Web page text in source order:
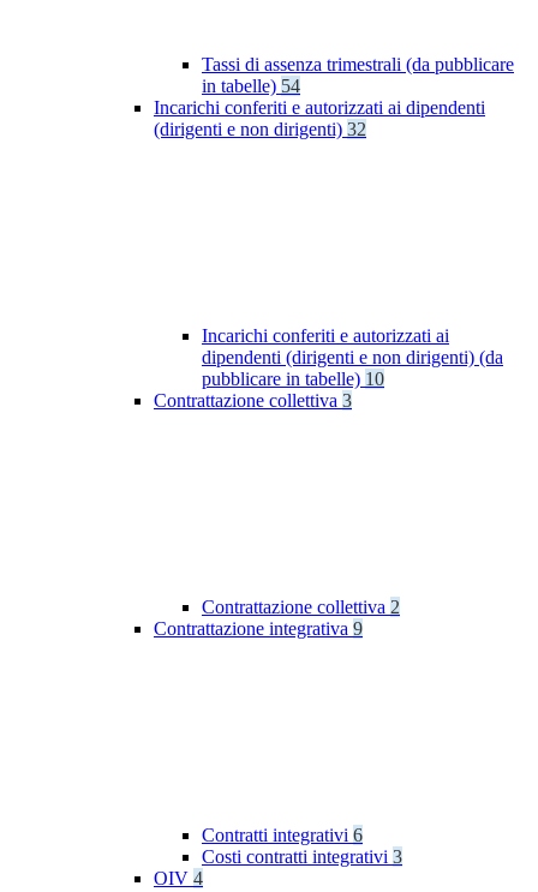
Tassi di assenza trimestrali (da pubblicare
in tabelle) 54
Incarichi conferiti e autorizzati ai dipendenti
(dirigenti e non dirigenti) 32
Incarichi conferiti e autorizzati ai
dipendenti (dirigenti e non dirigenti) (da
pubblicare in tabelle) 10
Contrattazione collettiva 3
Contrattazione collettiva 2
Contrattazione integrativa 9
Contratti integrativi 6
Costi contratti integrativi 3
OIV 4